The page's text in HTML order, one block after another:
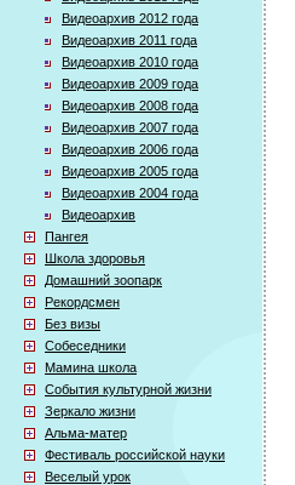
Видеоархив 2012 года
Видеоархив 2011 года
Видеоархив 2010 года
Видеоархив 2009 года
Видеоархив 2008 года
Видеоархив 2007 года
Видеоархив 2006 года
Видеоархив 2005 года
Видеоархив 2004 года
Видеоархив
Пангея
Школа здоровья
Домашний зоопарк
Рекордсмен
Без визы
Собеседники
Мамина школа
События культурной жизни
Зеркало жизни
Альма-матер
Фестиваль российской науки
Веселый урок